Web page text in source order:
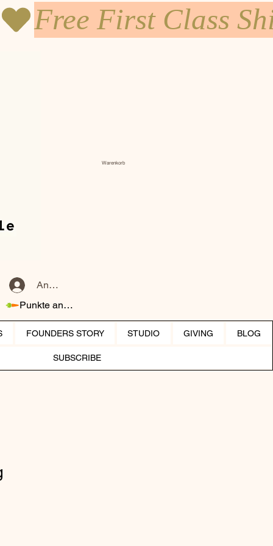
Anmelden
Punkte ansehen
Warenkorb
FOUNDERS STORY STUDIO GIVING BLOG
SUBSCRIBE
Preis